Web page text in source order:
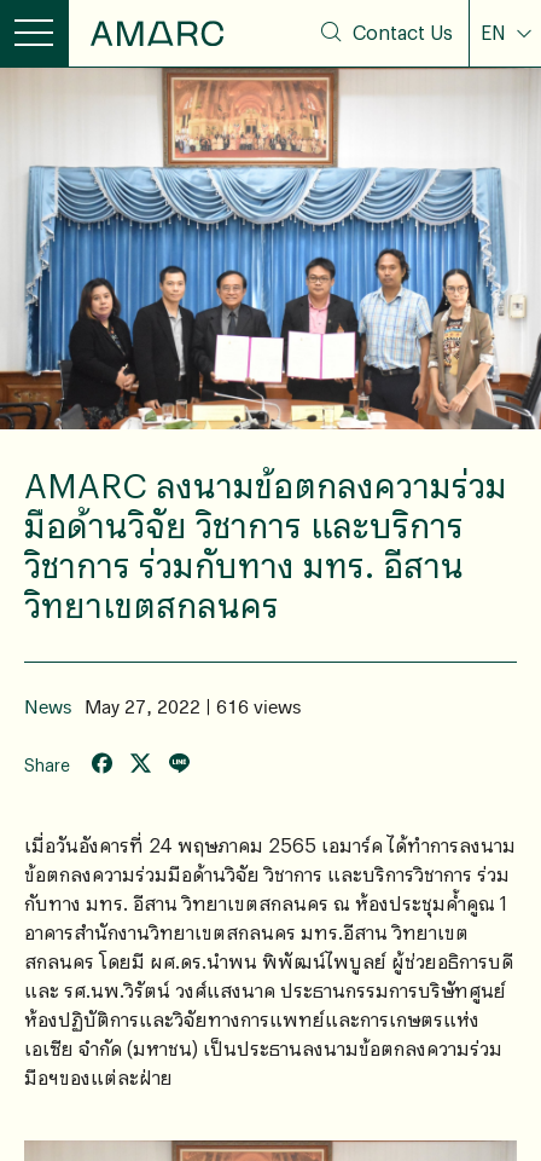
Contact Us EN
AMARC ลงนามข้อตกลงความร่วม
มือด้านวิจัย วิชาการ และบริการ
วิชาการ ร่วมกับทาง มทร. อีสาน
วิทยาเขตสกลนคร
News May 27, 2022 | 616 views
Share
เมื่อวันอังคารที่ 24 พฤษภาคม 2565 เอมาร์ค ได้ทำการลงนาม
ข้อตกลงความร่วมมือด้านวิจัย วิชาการ และบริการวิชาการ ร่วม
กับทาง มทร. อีสาน วิทยาเขตสกลนคร ณ ห้องประชุมค้ำคูณ 1
อาคารสำนักงานวิทยาเขตสกลนคร มทร.อีสาน วิทยาเขต
สกลนคร โดยมี ผศ.ดร.นำพน พิพัฒน์ไพบูลย์ ผู้ช่วยอธิการบดี
และ รศ.นพ.วิรัตน์ วงศ์แสงนาค ประธานกรรมการบริษัทศูนย์
ห้องปฏิบัติการและวิจัยทางการแพทย์และการเกษตรแห่ง
เอเซีย จำกัด (มหาชน) เป็นประธานลงนามข้อตกลงความร่วม
มือฯของแต่ละฝ่าย